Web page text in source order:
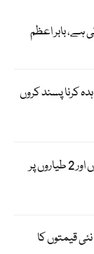
ہے، بابر اعظم
کرنا پسند کروں
امریکا نے ایران سے منسلک 3 کمپنیوں اور 2 طیاروں پر
قیمتوں کا